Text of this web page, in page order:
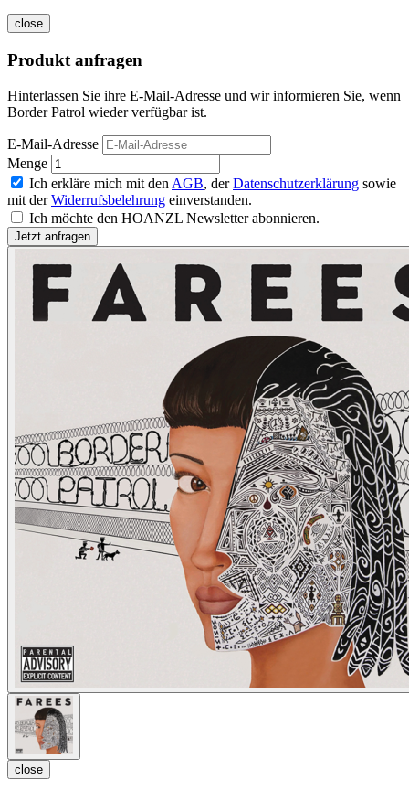
close
Produkt anfragen
Hinterlassen Sie ihre E-Mail-Adresse und wir informieren Sie, wenn
Border Patrol wieder verfügbar ist.
E-Mail-Adresse
Menge
Ich erkläre mich mit den AGB, derDatenschutzerklärung sowie
mit derWiderrufsbelehrung einverstanden.
Ich möchte den HOANZL Newsletter abonnieren.
close